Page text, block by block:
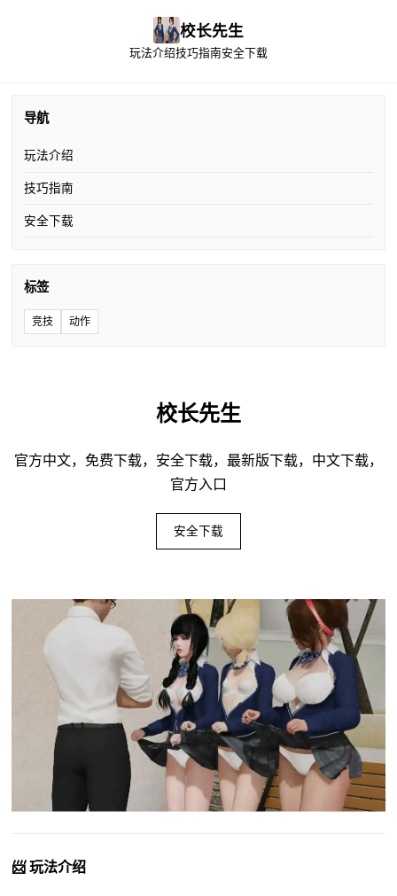
校长先生
玩法介绍技巧指南安全下载
导航
玩法介绍
技巧指南
安全下载
标签
竞技 动作
校长先生
官方中文，免费下载，安全下载，最新版下载，中文下载，
官方入口
安全下载
📨 玩法介绍